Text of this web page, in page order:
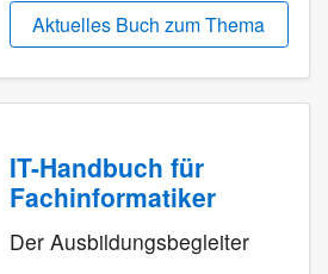
Aktuelles Buch zum Thema
IT-Handbuch für
Fachinformatiker
Der Ausbildungsbegleiter